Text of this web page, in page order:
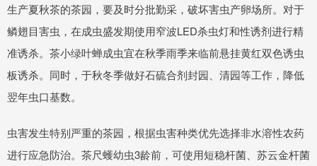
生产夏秋茶的茶园，要及时分批勤采，破坏害虫产卵场所。对于
鳞翅目害虫，在成虫盛发期使用窄波LED杀虫灯和性诱剂进行精
准诱杀。茶小绿叶蝉成虫宜在秋季雨季来临前悬挂黄红双色诱虫
板诱杀。同时，于秋冬季做好石硫合剂封园、清园等工作，降低
翌年虫口基数。
虫害发生特别严重的茶园，根据虫害种类优先选择非水溶性农药
进行应急防治。茶尺蠖幼虫3龄前，可使用短稳杆菌、苏云金杆菌